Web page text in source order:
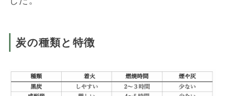
炭の種類と特徴